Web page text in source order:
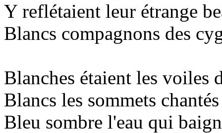
Y reflétaient leur étrange
Blancs compagnons des
Blanches étaient les voiles
Blancs les sommets
Bleu sombre l'eau qui